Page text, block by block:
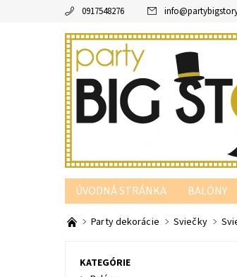
0917548276 info@
ÚVODNÁ STRÁNKA BALÓNY
PARTY PODĽA FARBY
Party dekorácie Sviečky
KATEGÓRIE